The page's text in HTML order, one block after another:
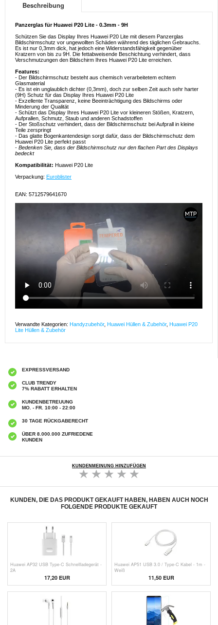
Beschreibung
Panzerglas für Huawei P20 Lite - 0.3mm - 9H
Schützen Sie das Display Ihres Huawei P20 Lite mit diesem Panzerglas
Bildschirmschutz vor ungewollten Schäden während des täglichen Gebrauchs.
Es ist nur 0,3mm dick, hat jedoch eine Widerstandsfähigkeit gegenüber
Kratzern von bis zu 9H. Die fettabweisende Beschichtung verhindert, dass
Verschmutzungen den Bildschirm Ihres Huawei P20 Lite erreichen.
Features:
- Der Bildschirmschutz besteht aus chemisch verarbeitetem echtem
Glasmaterial
- Es ist ein unglaublich dichter (0,3mm), doch zur selben Zeit auch sehr harter
(9H) Schutz für das Display Ihres Huawei P20 Lite
- Exzellente Transparenz, keine Beeinträchtigung des Bildschirms oder
Minderung der Qualität
- Schützt das Display Ihres Huawei P20 Lite vor kleineren Stößen, Kratzern,
Aufprallen, Schmutz, Staub und anderen Schadstoffen
- Der Stoßschutz verhindert, dass der Bildschirmschutz bei Aufprall in kleine
Teile zerspringt
- Das glatte Bogenkantendesign sorgt dafür, dass der Bildschirmschutz dem
Huawei P20 Lite perfekt passt
- Bedenken Sie, dass der Bildschirmschutz nur den flachen Part des Displays
bedeckt
Kompatibilität: Huawei P20 Lite
Verpackung: Euroblister
EAN: 5712579641670
Verwandte Kategorien: Handyzubehör, Huawei Hüllen & Zubehör, Huawei P20
Lite Hüllen & Zubehör
EXPRESSVERSAND
CLUB TRENDY
7% RABATT ERHALTEN
KUNDENBETREUUNG
MO. - FR. 10:00 - 22:00
30 TAGE RÜCKGABERECHT
ÜBER 8.000.000 ZUFRIEDENE
KUNDEN
KUNDENMEINUNG HINZUFÜGEN
KUNDEN, DIE DAS PRODUKT GEKAUFT HABEN, HABEN AUCH NOCH
FOLGENDE PRODUKTE GEKAUFT
Huawei AP32 USB Type-C Schnellladegerät -
2A
17,20 EUR
Huawei AP51 USB 3.0 / Type-C Kabel - 1m -
Weiß
11,50 EUR